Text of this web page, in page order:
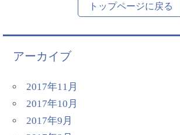
トップページに戻る
アーカイブ
2017年11月
2017年10月
2017年9月